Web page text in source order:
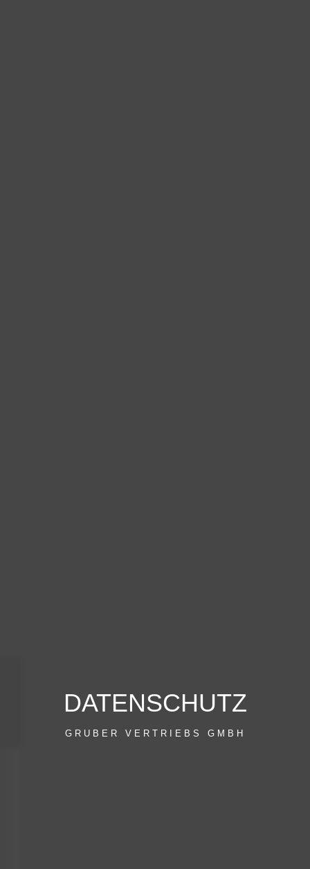
DATENSCHUTZ
GRUBER VERTRIEBS GMBH